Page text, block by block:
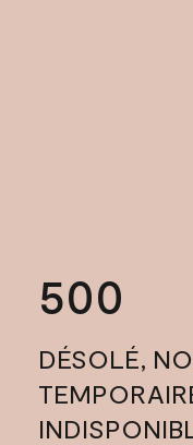
500
DÉSOLÉ,